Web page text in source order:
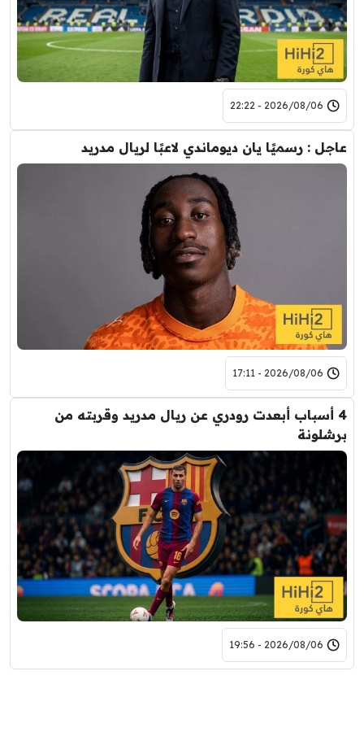
2026/08/06 - 22:22
عاجل : رسميًا يان ديوماندي لاعبًا لريال مدريد
2026/08/06 - 17:11
4 أسباب أبعدت رودري عن ريال مدريد وقربته من
برشلونة
2026/08/06 - 19:56